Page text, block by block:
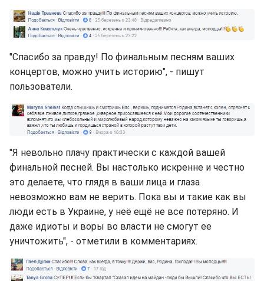
"Спасибо за правду! По финальным песням ваших
концертов, можно учить историю", - пишут
пользователи.
"Я невольно плачу практически с каждой вашей
финальной песней. Вы настолько искренне и честно
это делаете, что глядя в ваши лица и глаза
невозможно вам не верить. Пока вы и такие как вы
люди есть в Украине, у неё ещё не все потеряно. И
даже идиоты и воры во власти не смогут ее
уничтожить", - отметили в комментариях.